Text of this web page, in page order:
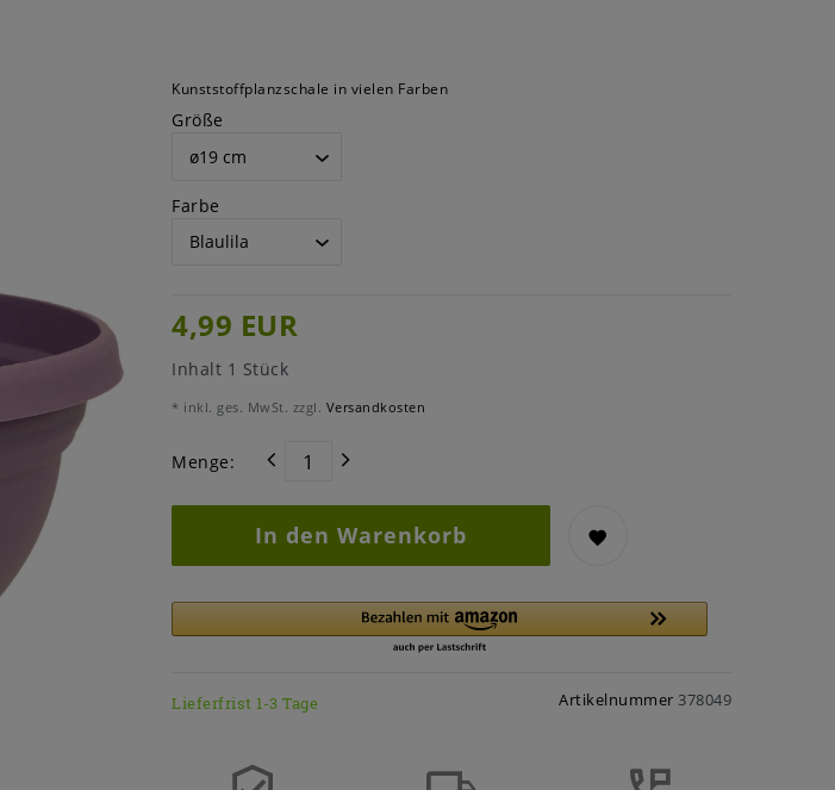
Kunststoffplanzschale in vielen Farben
Größe
Farbe
4,99 EUR
Inhalt 1 Stück
* inkl. ges. MwSt. zzgl. Versandkosten
Menge:
In den Warenkorb
Lieferfrist 1-3 Tage Artikelnummer 378049